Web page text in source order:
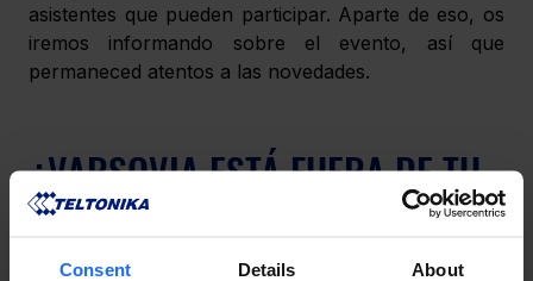
Consent Details About
asistentes que pueden participar. Aparte de eso, os
iremos informando sobre el evento, así que
permaneced atentos a las novedades.
¿VARSOVIA ESTÁ FUERA DE TU
CAMINO?